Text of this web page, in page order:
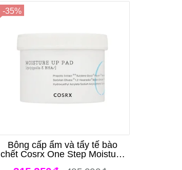
-35%
Bông cấp ẩm và tẩy tế bào
chết Cosrx One Step Moisture